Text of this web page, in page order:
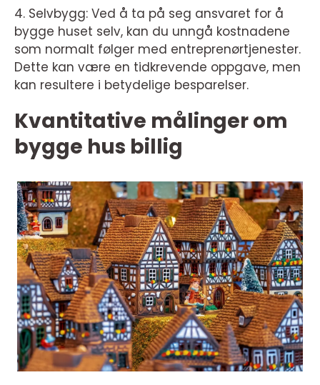
4. Selvbygg: Ved å ta på seg ansvaret for å
bygge huset selv, kan du unngå kostnadene
som normalt følger med entreprenørtjenester.
Dette kan være en tidkrevende oppgave, men
kan resultere i betydelige besparelser.
Kvantitative målinger om
bygge hus billig